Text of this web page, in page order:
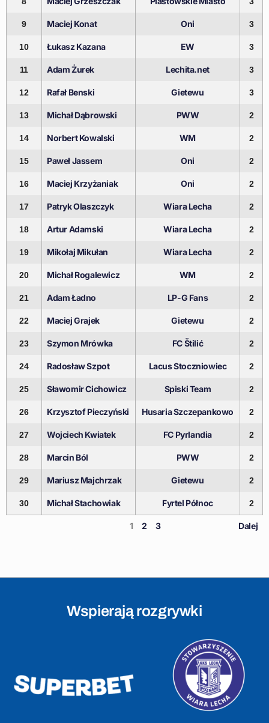
9 Maciej Konat Oni 3
10 Łukasz Kazana EW 3
11 Adam Żurek Lechita.net 3
12 Rafał Benski Gietewu 3
13 Michał Dąbrowski PWW 2
14 Norbert Kowalski WM 2
15 Paweł Jassem Oni 2
16 Maciej Krzyżaniak Oni 2
17 Patryk Olaszczyk Wiara Lecha 2
18 Artur Adamski Wiara Lecha 2
19 Mikołaj Mikułan Wiara Lecha 2
20 Michał Rogalewicz WM 2
21 Adam Ładno LP-G Fans 2
22 Maciej Grajek Gietewu 2
23 Szymon Mrówka FC Štilić 2
24 Radosław Szpot Lacus Stoczniowiec 2
25 Sławomir Cichowicz Spiski Team 2
26 Krzysztof Pieczyński Husaria Szczepankowo 2
27 Wojciech Kwiatek FC Pyrlandia 2
28 Marcin Ból PWW 2
29 Mariusz Majchrzak Gietewu 2
30 Michał Stachowiak Fyrtel Północ 2
1 2 3 Dalej
Wspierają rozgrywki